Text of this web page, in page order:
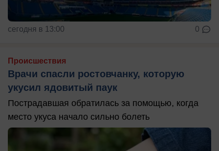
сегодня в 13:00 0
Происшествия
Врачи спасли ростовчанку, которую
укусил ядовитый паук
Пострадавшая обратилась за помощью, когда
место укуса начало сильно болеть